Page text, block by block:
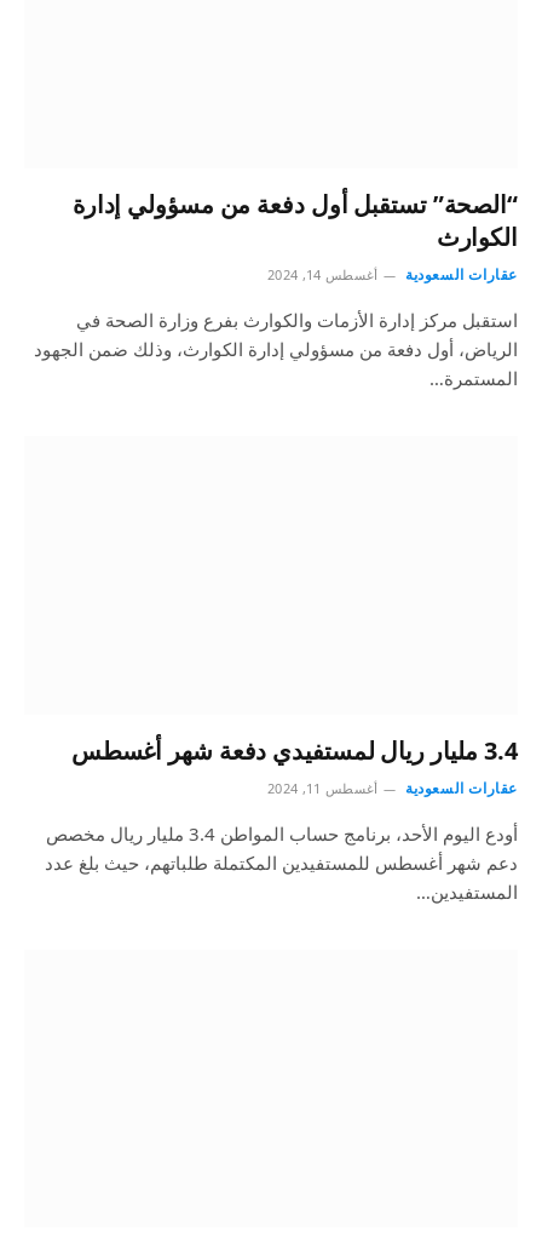
“الصحة” تستقبل أول دفعة من مسؤولي إدارة
الكوارث
عقارات السعودية أغسطس 14, 2024
استقبل مركز إدارة الأزمات والكوارث بفرع وزارة الصحة في
الرياض، أول دفعة من مسؤولي إدارة الكوارث، وذلك ضمن الجهود
المستمرة…
3.4 مليار ريال لمستفيدي دفعة شهر أغسطس
عقارات السعودية أغسطس 11, 2024
أودع اليوم الأحد، برنامج حساب المواطن 3.4 مليار ريال مخصص
دعم شهر أغسطس للمستفيدين المكتملة طلباتهم، حيث بلغ عدد
المستفيدين…